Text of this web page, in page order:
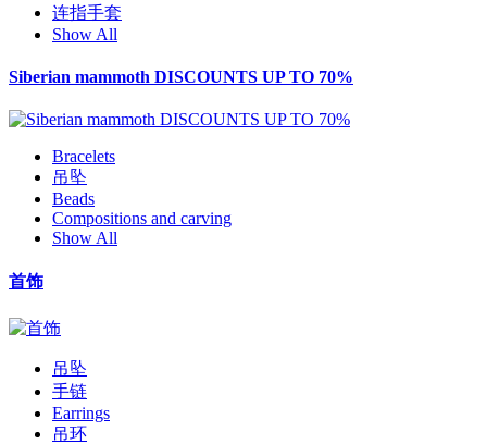
连指手套
Show All
Siberian mammoth DISCOUNTS UP TO 70%
Bracelets
吊坠
Beads
Compositions and carving
Show All
首饰
吊坠
手链
Earrings
吊环